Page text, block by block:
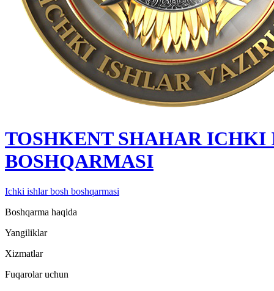
TOSHKENT SHAHAR IСHKI
BOSHQARMASI
Ichki ishlar bosh boshqarmasi
Boshqarma haqida
Yangiliklar
Xizmatlar
Fuqarolar uchun